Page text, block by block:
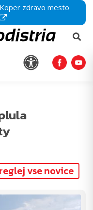
Koper zdravo mesto
vse novice